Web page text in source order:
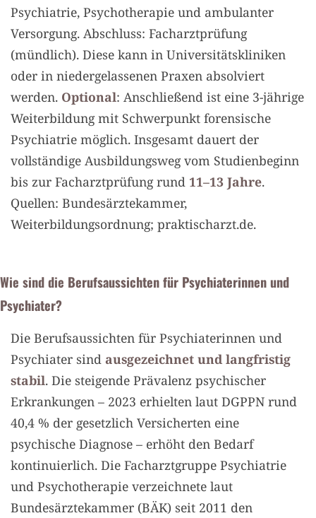
Psychiatrie, Psychotherapie und ambulanter
Versorgung. Abschluss: Facharztprüfung
(mündlich). Diese kann in Universitätskliniken
oder in niedergelassenen Praxen absolviert
werden. Optional: Anschließend ist eine 3-jährige
Weiterbildung mit Schwerpunkt forensische
Psychiatrie möglich. Insgesamt dauert der
vollständige Ausbildungsweg vom Studienbeginn
bis zur Facharztprüfung rund 11–13 Jahre.
Quellen: Bundesärztekammer,
Weiterbildungsordnung; praktischarzt.de.
Wie sind die Berufsaussichten für Psychiaterinnen und
Psychiater?
Die Berufsaussichten für Psychiaterinnen und
Psychiater sind ausgezeichnet und langfristig
stabil. Die steigende Prävalenz psychischer
Erkrankungen – 2023 erhielten laut DGPPN rund
40,4 % der gesetzlich Versicherten eine
psychische Diagnose – erhöht den Bedarf
kontinuierlich. Die Facharztgruppe Psychiatrie
und Psychotherapie verzeichnete laut
Bundesärztekammer (BÄK) seit 2011 den